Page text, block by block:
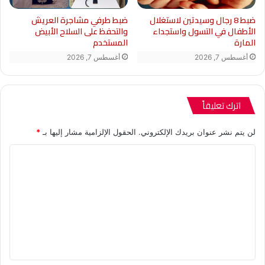
BED”);
}
runYoutubeLazyLoad();
setTimeout(function () {
loadfbApi();
}, 4000);
ضبط 8 رجال وسيدتين لاستغلال
الأطفال في التسول واستجداء
المارة
أغسطس 7, 2026
ضبط طرفي مشاجرة العريش
والتحفظ على السلاح الأبيض
المستخدم
أغسطس 7, 2026
اترك تعليقاً
لن يتم نشر عنوان بريدك الإلكتروني. الحقول الإلزامية مشار إليها بـ*
ق